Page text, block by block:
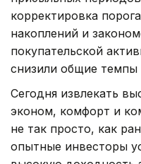
корректировка
накоплений и
покупательской
снизили общие темпы
Сегодня извлекать
эконом, комфорт и
не так просто, как
опытные инвесторы